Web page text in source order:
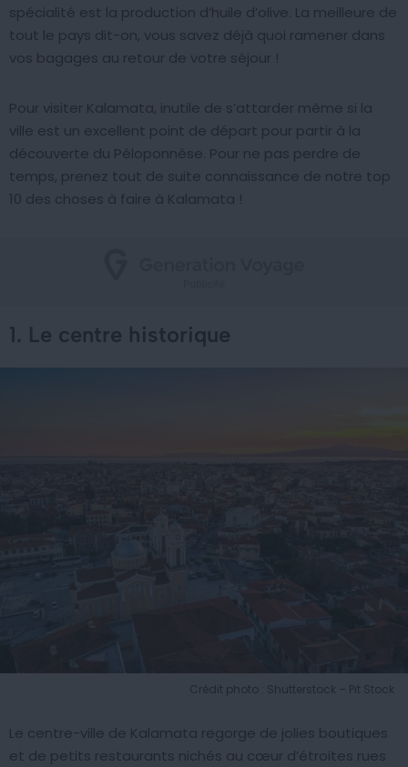
spécialité est la production d’huile d’olive. La meilleure de
tout le pays dit-on, vous savez déjà quoi ramener dans
vos bagages au retour de votre séjour !
Pour visiter Kalamata, inutile de s’attarder même si la
ville est un excellent point de départ pour partir à la
découverte du Péloponnèse. Pour ne pas perdre de
temps, prenez tout de suite connaissance de notre top
10 des choses à faire à Kalamata !
1. Le centre historique
Crédit photo : Shutterstock – Pit Stock
Le centre-ville de Kalamata regorge de jolies boutiques
et de petits restaurants nichés au cœur d’étroites rues